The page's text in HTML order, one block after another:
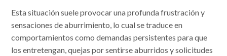
Esta situación suele provocar una profunda frustración y
sensaciones de aburrimiento, lo cual se traduce en
comportamientos como demandas persistentes para que
los entretengan, quejas por sentirse aburridos y solicitudes